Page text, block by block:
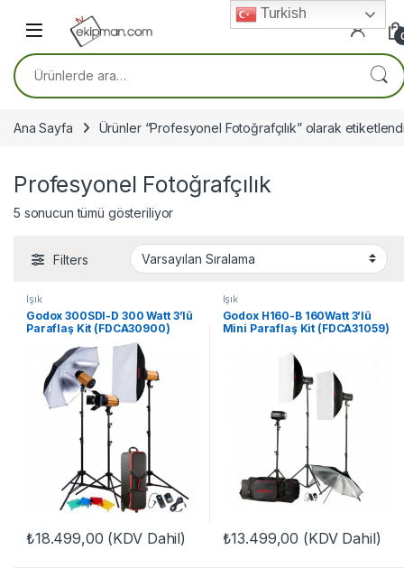
Ara:
Ana Sayfa Ürünler “Profesyonel Fotoğrafçılık” olarak
Profesyonel Fotoğrafçılık
5 sonucun tümü gösteriliyor
Filters
Işık
Godox 300SDI-D 300 Watt 3’lü
Paraflaş Kit (FDCA30900)
₺18.499,00 (KDV Dahil)
Işık
Godox H160-B 160Watt 3’lü
Mini Paraflaş Kit (FDCA31059)
₺13.499,00 (KDV Dahil)
Turkish